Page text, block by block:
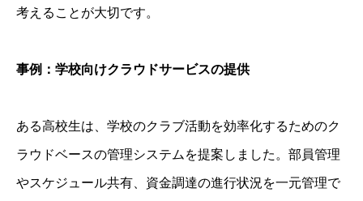
考えることが大切です。
事例：学校向けクラウドサービスの提供
ある高校生は、学校のクラブ活動を効率化するためのク
ラウドベースの管理システムを提案しました。部員管理
やスケジュール共有、資金調達の進行状況を一元管理で